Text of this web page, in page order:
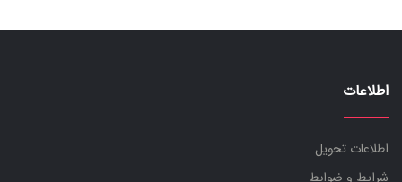
اطلاعات
اطلاعات تحویل